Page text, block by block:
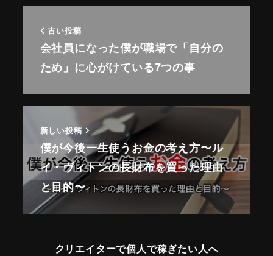
古い投稿
会社員になった僕が職場で「自分の
ため」に心がけている7つの事
新しい投稿
僕が今後一生使うお金の考え方〜ル
イ・ヴィトンの長財布を買った理由
と目的〜
クリエイターで個人で稼ぎたい人へ